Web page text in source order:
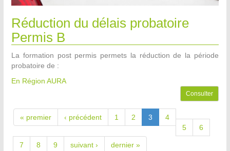
Réduction du délais probatoire
Permis B
La formation post permis permets la réduction de la période
probatoire de :
En Région AURA
Consulter
« premier ‹ précédent 1 2 3
4
5
6
7 8 9 suivant ›
dernier »